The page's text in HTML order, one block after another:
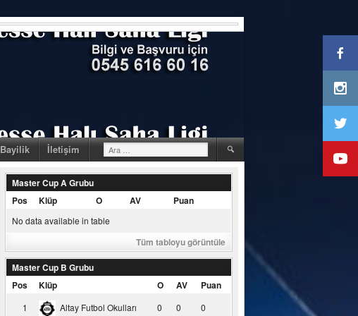
Bayilik İletişim Arama:
Master Cup A Grubu
Pos
Klüp O AV Puan
No data available in table
Tüm tabloyu görüntüle
Master Cup B Grubu
Pos
Klüp O AV Puan
1 Altay Futbol Okulları 0 0 0